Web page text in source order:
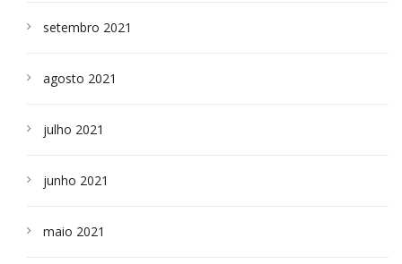
setembro 2021
agosto 2021
julho 2021
junho 2021
maio 2021